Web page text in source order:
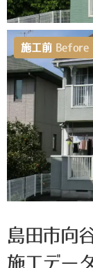
施工前 Before
島田市向
施工デー